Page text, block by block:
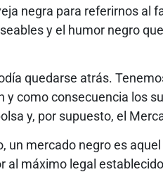
negra para referirnos al
y el humor negro
quedarse atrás.
y como consecuencia los
y, por supuesto, el
un mercado negro es
al máximo legal